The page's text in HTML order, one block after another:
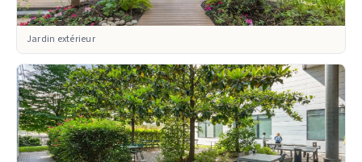
Jardin extérieur